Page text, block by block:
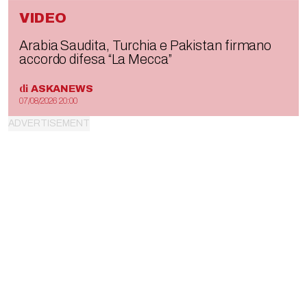
VIDEO
Arabia Saudita, Turchia e Pakistan firmano
accordo difesa “La Mecca”
di ASKANEWS
07/08/2026 20:00